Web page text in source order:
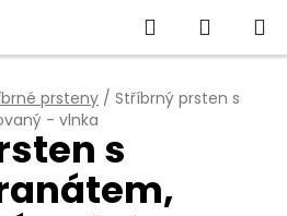
Hledat
KOŠÍK
prsteny / Stříbrný prsten s
- vlnka
s